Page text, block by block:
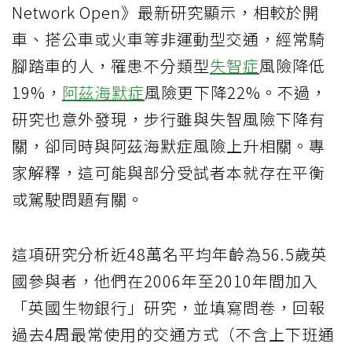
Network Open》最新研究顯示，相較於開
車、搭公車或火車等非運動型交通，經常騎
腳踏車的人，罹患不分類型失智症風險降低
19%， 阿茲海默症風險更下降22%。不過，
研究也意外發現，步行雖與失智風險下降有
關，卻同時與阿茲海默症風險上升相關。專
家解釋，這可能與部分受試者本就存在平衡
或駕駛問題有關。
這項研究分析近48萬名平均年齡為56.5歲英
國參與者，他們在2006年至2010年間加入
「英國生物銀行」研究，並填寫問卷，回報
過去4周最常使用的交通方式（不含上下班通